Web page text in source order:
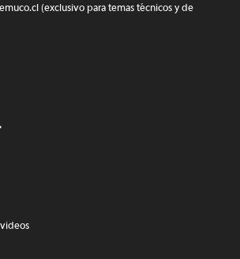
(exclusivo para temas técnicos y de